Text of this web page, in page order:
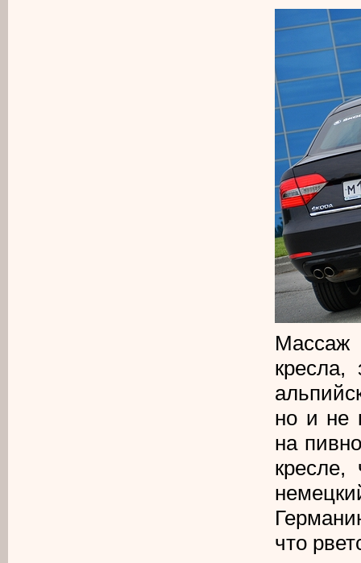
Массаж
кресла,
но и не
на
что